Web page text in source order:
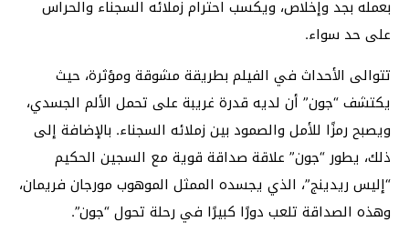
بعمله بجد وإخلاص، ويكسب احترام زملائه السجناء والحراس
على حد سواء.
تتوالى الأحداث في الفيلم بطريقة مشوقة ومؤثرة، حيث
يكتشف “جون” أن لديه قدرة غريبة على تحمل الألم الجسدي،
ويصبح رمزًا للأمل والصمود بين زملائه السجناء. بالإضافة إلى
ذلك، يطور “جون” علاقة صداقة قوية مع السجين الحكيم
“إليس ريدينج”، الذي يجسده الممثل الموهوب مورجان فريمان،
وهذه الصداقة تلعب دورًا كبيرًا في رحلة تحول “جون”.